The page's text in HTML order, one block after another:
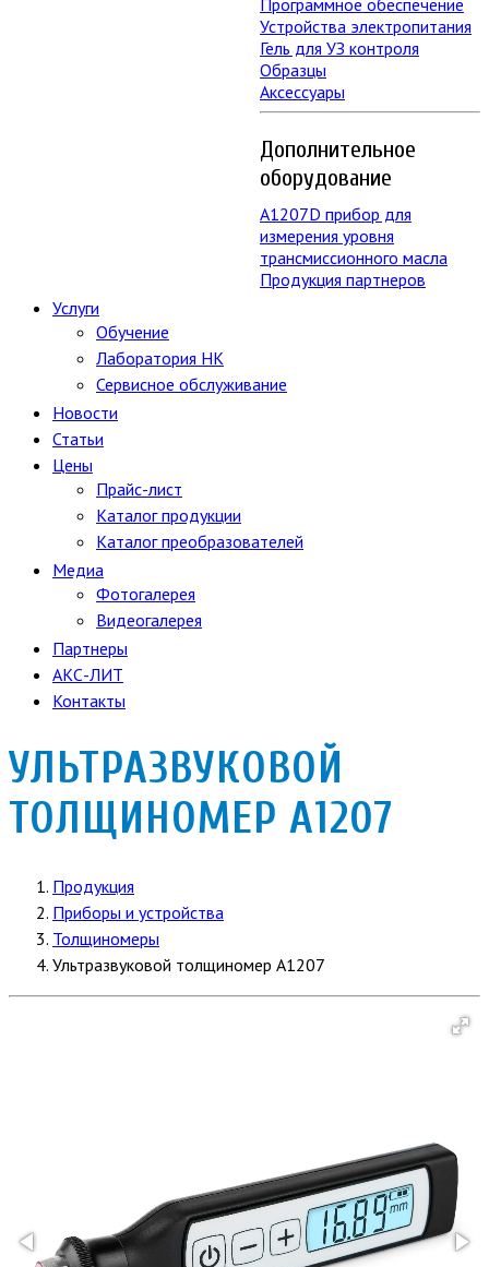
Программное обеспечение
Устройства электропитания
Гель для УЗ контроля
Образцы
Аксессуары
Дополнительное
оборудование
А1207D прибор для
измерения уровня
трансмиссионного масла
Продукция партнеров
Услуги
Обучение
Лаборатория НК
Сервисное обслуживание
Новости
Статьи
Цены
Прайс-лист
Каталог продукции
Каталог преобразователей
Медиа
Фотогалерея
Видеогалерея
Партнеры
АКС-ЛИТ
Контакты
УЛЬТРАЗВУКОВОЙ
ТОЛЩИНОМЕР А1207
Продукция
Приборы и устройства
Толщиномеры
Ультразвуковой толщиномер А1207